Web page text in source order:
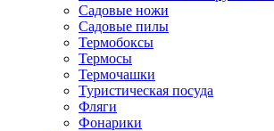
Садовые ножи
Садовые пилы
Термобоксы
Термосы
Термочашки
Туристическая посуда
Фляги
Фонарики